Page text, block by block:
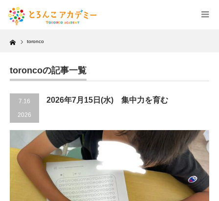
Home toronco
toroncoの記事一覧
7.16
2026
2026年7月15日(水) 集中力を育む